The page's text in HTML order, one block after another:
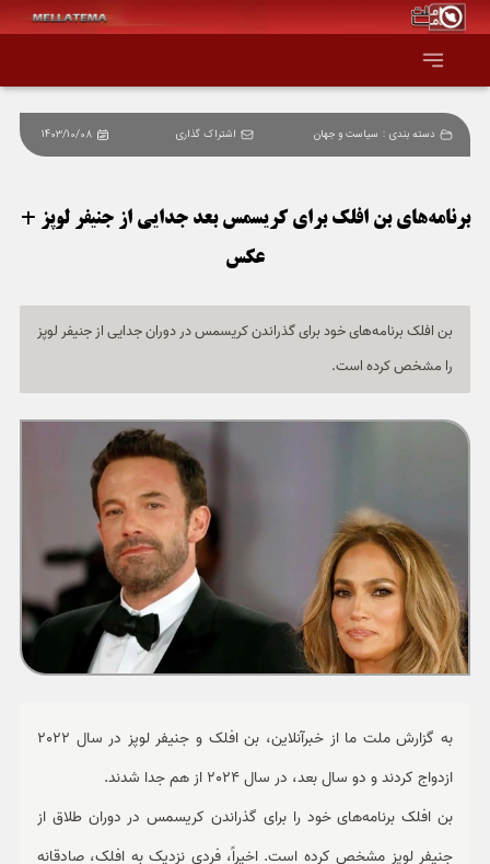
صفحه اصلی
همه عناوین
اقتصاد
سیاست و جهان
دانش و فناوری
سبک زندگی
چند رسانه ای
دسته بندی : سیاست و جهان اشتراک گذاری 1403/10/08
برنامه‌های بن افلک برای کریسمس بعد جدایی از جنیفر لوپز +
عکس
بن افلک برنامه‌های خود برای گذراندن کریسمس در دوران جدایی از جنیفر لوپز
را مشخص کرده است.
به گزارش ملت ما از خبرآنلاین، بن افلک و جنیفر لوپز در سال 2022
ازدواج کردند و دو سال بعد، در سال 2024 از هم جدا شدند.
بن افلک برنامه‌های خود را برای گذراندن کریسمس در دوران طلاق از
جنیفر لوپز مشخص کرده است. اخیراً، فردی نزدیک به افلک، صادقانه